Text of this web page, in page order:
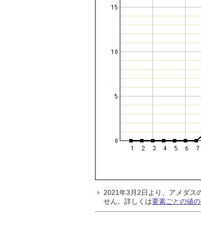
2021年3月2日より、アメダス
せん。詳しくは要素ごとの値